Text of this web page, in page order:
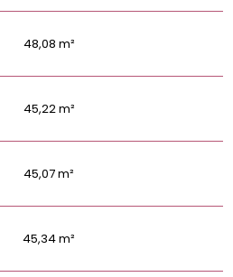
48,08 m²
45,22 m²
45,07 m²
45,34 m²